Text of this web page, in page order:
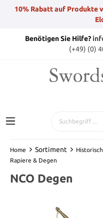
10% Rabatt auf Produkte
Benötigen Sie Hilfe?
(+49) (0)
Home Sortiment
Rapiere & Degen
NCO Degen